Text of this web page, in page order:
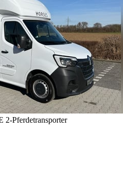
Pferdetransporter